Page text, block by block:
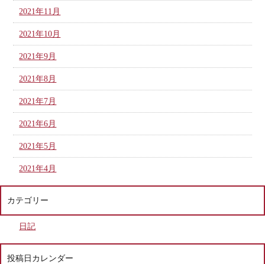
2021年11月
2021年10月
2021年9月
2021年8月
2021年7月
2021年6月
2021年5月
2021年4月
カテゴリー
日記
投稿日カレンダー